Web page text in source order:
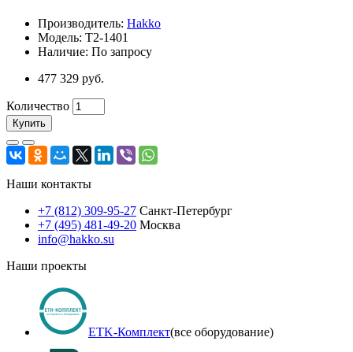
Производитель: Hakko
Модель: T2-1401
Наличие: По запросу
477 329 руб.
Количество
Купить
Наши контакты
+7 (812) 309-95-27 Санкт-Петербург
+7 (495) 481-49-20 Москва
info@hakko.su
Наши проекты
ETK-Комплект(все оборудование)